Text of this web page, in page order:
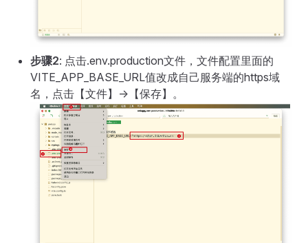
步骤2: 点击.env.production文件，文件配置里面的
VITE_APP_BASE_URL值改成自己服务端的https域
名，点击【文件】->【保存】。